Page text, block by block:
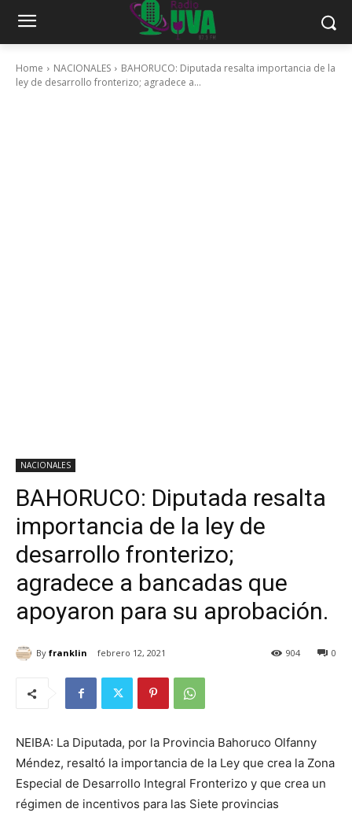
Home NACIONALES
BAHORUCO: Diputada resalta importancia de la
ley de desarrollo fronterizo; agradece a...
NACIONALES
BAHORUCO: Diputada resalta
importancia de la ley de
desarrollo fronterizo;
agradece a bancadas que
apoyaron para su aprobación.
By franklin febrero 12, 2021 0
904
NEIBA: La Diputada, por la Provincia Bahoruco Olfanny
Méndez, resaltó la importancia de la Ley que crea la Zona
Especial de Desarrollo Integral Fronterizo y que crea un
régimen de incentivos para las Siete provincias